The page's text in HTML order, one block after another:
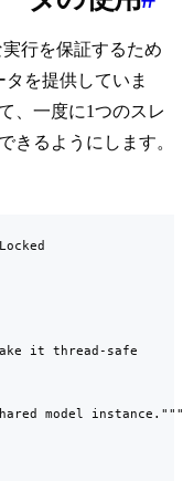
行を保証するため
タを提供していま
、一度に1つのスレ
きるようにします。
it thread-safe
model instance."""